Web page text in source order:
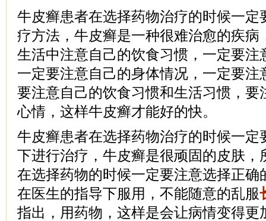
牛皮癣患者在选择药物治疗的时候一定
疗方法，牛皮癣是一种很难治愈的疾病
生活中注意自己的饮食习惯，一定要注
一定要注意自己的身体情况，一定要注
要注意自己的饮食习惯和生活习惯，要
心情，这样牛皮癣才能好的快。
牛皮癣患者在选择药物治疗的时候一定
下进行治疗，牛皮癣是很顽固的皮肤，
在选择药物的时候一定要注意选择正确
在医生的指导下服用，不能随意的乱服
指出，用药物，这样是会让病情变得更